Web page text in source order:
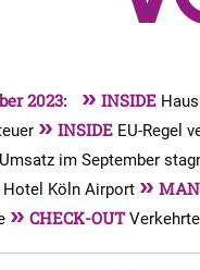
2023: » INSIDE
» INSIDE EU-Regel
Umsatz im September
Hotel Köln Airport »
» CHECK-OUT